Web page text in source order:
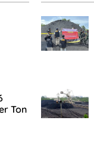
Ton